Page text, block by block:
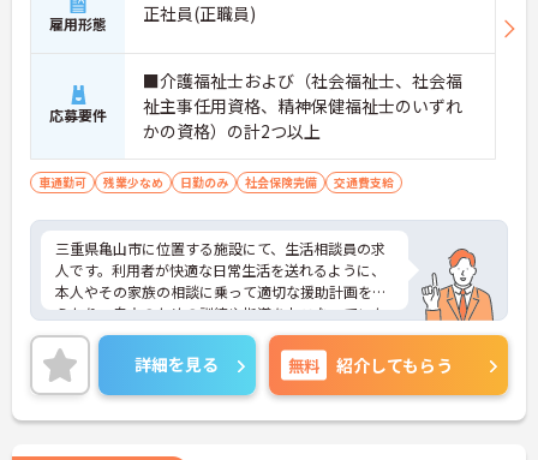
雇用形態 正社員(正職員)
応募要件
■介護福祉士および（社会福祉士、社会福
祉主事任用資格、精神保健福祉士のいずれ
かの資格）の計2つ以上
車通勤可 残業少なめ 日勤のみ 社会保険完備 交通費支給
三重県亀山市に位置する施設にて、生活相談員の求
人です。利用者が快適な日常生活を送れるように、
本人やその家族の相談に乗って適切な援助計画を考
えたり、自立のための訓練や指導をおこなっていた
だきます。勤務は08：30～17：30までの日勤のみ
です。ご興味のある方はお気軽にお問い合わせくだ
さい。
詳細を見る 無料 紹介してもらう